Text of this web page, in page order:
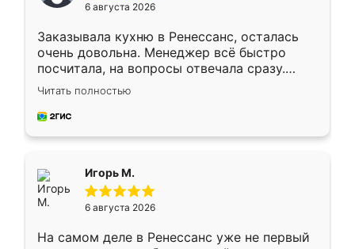
6 августа 2026
Заказывала кухню в Ренессанс, осталась
очень довольна. Менеджер всё быстро
посчитала, на вопросы отвечала сразу.
Замерщик приехал в субботу, подошёл к
делу со всей ответственностью. Собрали
за день, ребята работали аккуратно, даже
Читать полностью
Игорь М.
6 августа 2026
На самом деле в Ренессанс уже не первый